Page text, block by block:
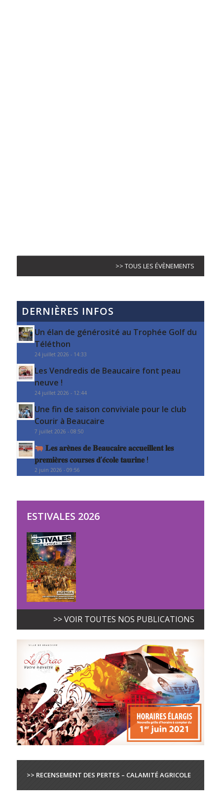
>> TOUS LES ÉVÈNEMENTS
DERNIÈRES INFOS
Un élan de générosité au Trophée Golf du
Téléthon
24 juillet 2026 - 14:33
Les Vendredis de Beaucaire font peau
neuve !
24 juillet 2026 - 12:44
Une fin de saison conviviale pour le club
Courir à Beaucaire
7 juillet 2026 - 08:50
𝐋𝐞𝐬 𝐚𝐫𝐞̀𝐧𝐞𝐬 𝐝𝐞 𝐁𝐞𝐚𝐮𝐜𝐚𝐢𝐫𝐞 𝐚𝐜𝐜𝐮𝐞𝐢𝐥𝐥𝐞𝐧𝐭 𝐥𝐞𝐬
𝐩𝐫𝐞𝐦𝐢𝐞̀𝐫𝐞𝐬 𝐜𝐨𝐮𝐫𝐬𝐞𝐬 𝐝’𝐞́𝐜𝐨𝐥𝐞 𝐭𝐚𝐮𝐫𝐢𝐧𝐞 !
2 juin 2026 - 09:56
ESTIVALES 2026
>> VOIR TOUTES NOS PUBLICATIONS
>> RECENSEMENT DES PERTES – CALAMITÉ AGRICOLE